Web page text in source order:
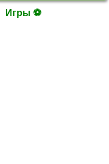
Игры ⚽